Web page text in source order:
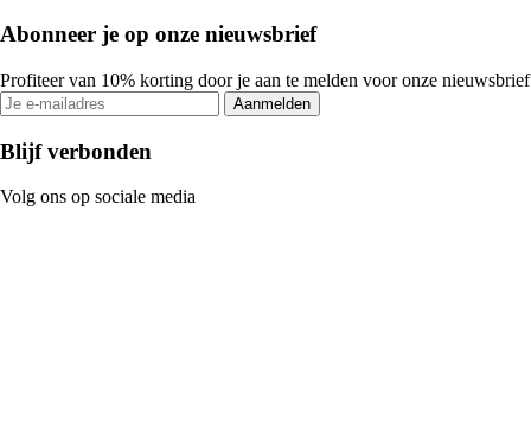
Abonneer je op onze nieuwsbrief
Profiteer van 10% korting door je aan te melden voor onze nieuwsbrief
Aanmelden
Blijf verbonden
Volg ons op sociale media